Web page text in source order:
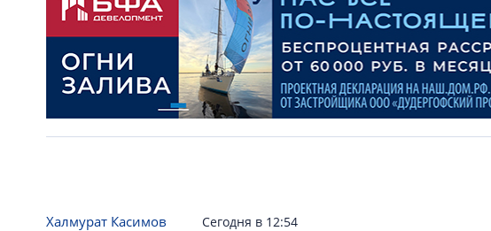
Халмурат Касимов Сегодня в 12:54